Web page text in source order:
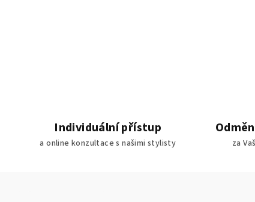
Individuální přístup
a online konzultace s našimi stylisty za